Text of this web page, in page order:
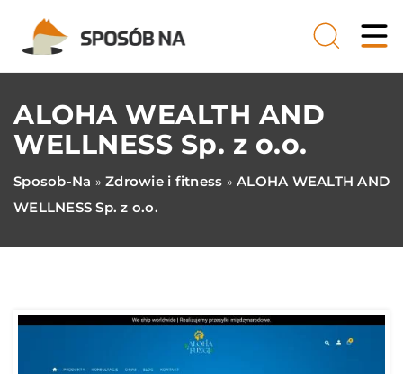
ALOHA WEALTH AND
WELLNESS Sp. z o.o.
Sposob-Na » Zdrowie i fitness » ALOHA WEALTH AND
WELLNESS Sp. z o.o.